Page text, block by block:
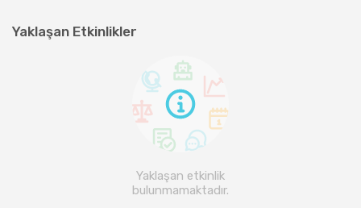
Yaklaşan Etkinlikler
Yaklaşan etkinlik
bulunmamaktadır.